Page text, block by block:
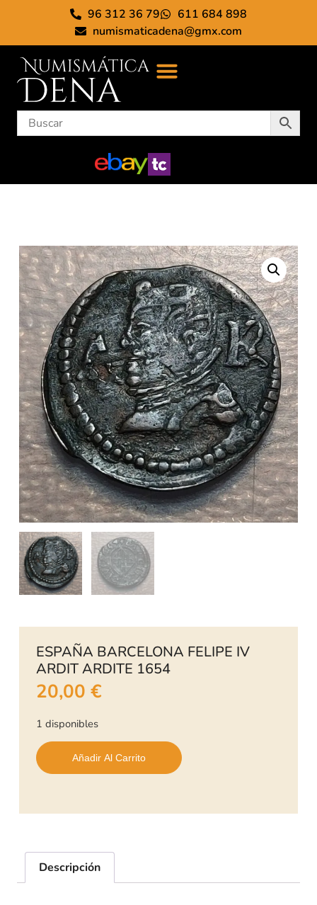
96 312 36 79
611 684 898
numismaticadena@gmx.com
ESPAÑA BARCELONA FELIPE IV
ARDIT ARDITE 1654
20,00 €
1 disponibles
Añadir Al Carrito
Descripción